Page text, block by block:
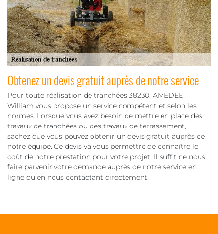
Obtenez un devis gratuit auprès de notre service
Pour toute réalisation de tranchées 38230, AMEDEE
William vous propose un service compétent et selon les
normes. Lorsque vous avez besoin de mettre en place des
travaux de tranchées ou des travaux de terrassement,
sachez que vous pouvez obtenir un devis gratuit auprès de
notre équipe. Ce devis va vous permettre de connaître le
coût de notre prestation pour votre projet. Il suffit de nous
faire parvenir votre demande auprès de notre service en
ligne ou en nous contactant directement.